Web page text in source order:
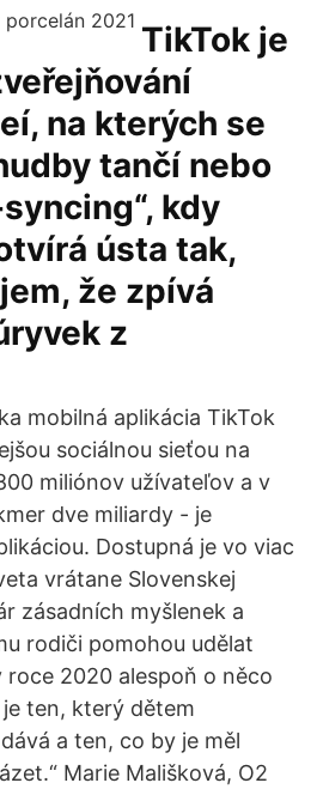
TikTok je
na kterých se
tančí nebo
kdy
ústa tak,
že zpívá
z
mobilná aplikácia TikTok
sociálnou sieťou na
miliónov užívateľov a v
dve miliardy - je
Dostupná je vo viac
vrátane Slovenskej
zásadních myšlenek a
rodiči pomohou udělat
2020 alespoň o něco
je ten, který dětem
a ten, co by je měl
Marie Mališková, O2